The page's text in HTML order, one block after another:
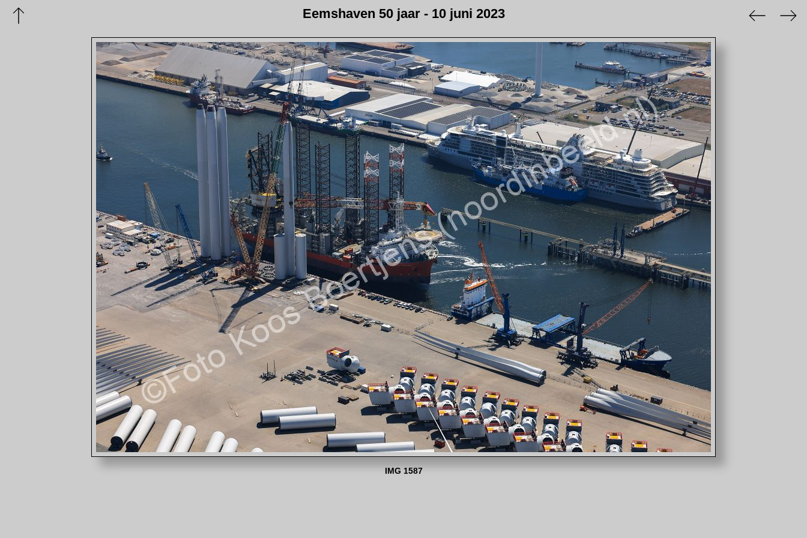
Eemshaven 50 jaar - 10 juni 2023
IMG 1587